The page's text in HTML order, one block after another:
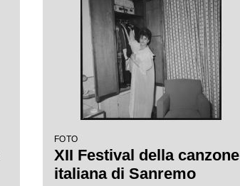
FOTO
XII Festival della canzone
italiana di Sanremo